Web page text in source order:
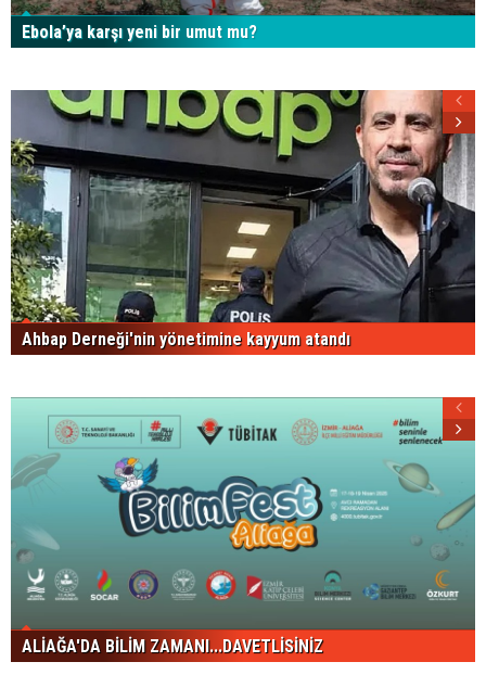
Ebola’ya karşı yeni bir umut mu?
Ahbap Derneği'nin yönetimine kayyum atandı
ALİAĞA'DA BİLİM ZAMANI...DAVETLİSİNİZ